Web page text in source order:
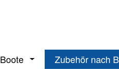
Boote Öffne oder Schließe
Zubehör nach